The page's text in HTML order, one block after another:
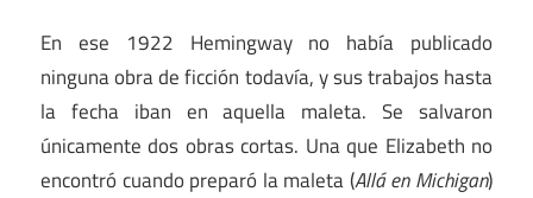
En ese 1922 Hemingway no había publicado
ninguna obra de ficción todavía, y sus trabajos hasta
la fecha iban en aquella maleta. Se salvaron
únicamente dos obras cortas. Una que Elizabeth no
encontró cuando preparó la maleta (Allá en Michigan)